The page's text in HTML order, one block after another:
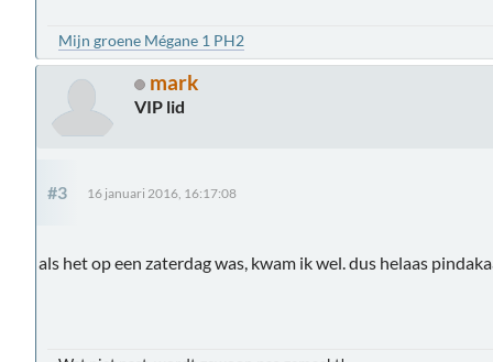
Mijn groene Mégane 1 PH2
mark
VIP lid
#3 16 januari 2016, 16:17:08
als het op een zaterdag was, kwam ik wel. dus helaas